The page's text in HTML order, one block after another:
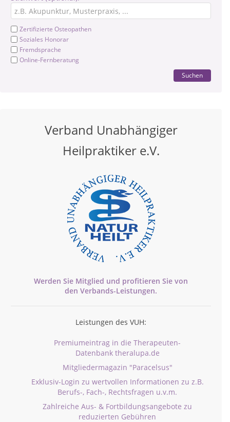
Zertifizierte Osteopathen
Soziales Honorar
Fremdsprache
Online-Fernberatung
Suchen
Verband Unabhängiger
Heilpraktiker e.V.
Werden Sie Mitglied und profitieren Sie von
den Verbands-Leistungen.
Leistungen des VUH:
Premiumeintrag in die Therapeuten-
Datenbank theralupa.de
Mitgliedermagazin "Paracelsus"
Exklusiv-Login zu wertvollen Informationen zu z.B.
Berufs-, Fach-, Rechtsfragen u.v.m.
Zahlreiche Aus- & Fortbildungsangebote zu
reduzierten Gebühren